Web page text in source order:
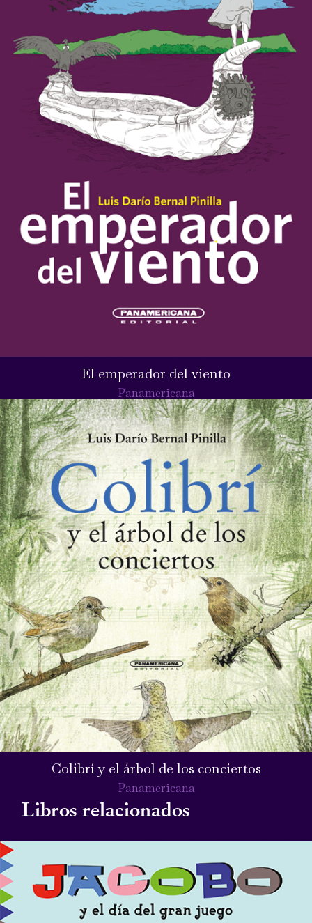
El emperador del viento
Panamericana
Colibrí y el árbol de los conciertos
Panamericana
Libros relacionados